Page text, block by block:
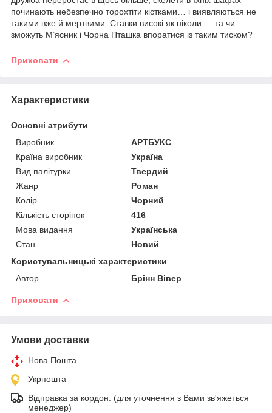
починають небезпечно торохтіти кістками… і виявляються не
такими вже й мертвими. Ставки високі як ніколи — та чи
зможуть М’ясник і Чорна Пташка впоратися із таким тиском?
Приховати
Характеристики
Основні атрибути
Виробник
АРТБУКС
Країна виробник
Україна
Вид палітурки
Твердий
Жанр
Роман
Колір
Чорний
Кількість сторінок
416
Мова видання
Українська
Стан
Новий
Користувальницькі характеристики
Автор
Брінн Вівер
Приховати
Умови доставки
Нова Пошта
Укрпошта
Відправка за кордон. (для уточнення з Вами зв'яжеться
менеджер)